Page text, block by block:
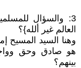
3: والسؤال
العالم غير ألله}؟
وهنا السيد المسيح
هو صادق وحق
بينهم؟